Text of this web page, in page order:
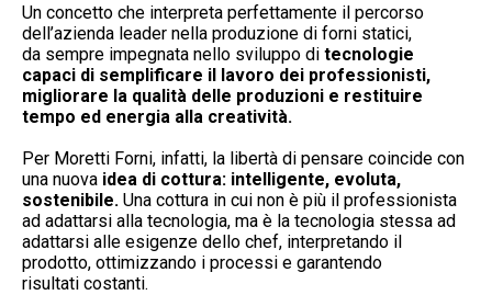
Un concetto che interpreta perfettamente il percorso
dell’azienda leader nella produzione di forni statici,
da sempre impegnata nello sviluppo di tecnologie
capaci di semplificare il lavoro dei professionisti,
migliorare la qualità delle produzioni e restituire
tempo ed energia alla creatività.
Per Moretti Forni, infatti, la libertà di pensare coincide con
una nuova idea di cottura: intelligente, evoluta,
sostenibile. Una cottura in cui non è più il professionista
ad adattarsi alla tecnologia, ma è la tecnologia stessa ad
adattarsi alle esigenze dello chef, interpretando il
prodotto, ottimizzando i processi e garantendo
risultati costanti.